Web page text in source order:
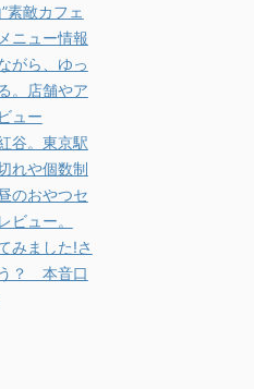
素敵カフェ
ニュー情報
がら、ゆっ
。店舗やア
ュー
谷。東京駅
れや個数制
のおやつセ
ビュー。
みました!さ
？ 本音口